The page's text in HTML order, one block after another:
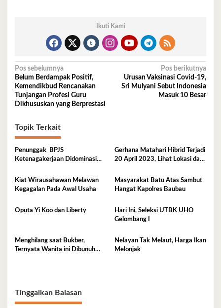
Ikuti Kami
Navigasi
pos
Pos sebelumnya
Belum Berdampak Positif,
Kemendikbud Rencanakan
Tunjangan Profesi Guru
Dikhususkan yang Berprestasi
Pos berikutnya
Urusan Vaksinasi Covid-19,
Sri Mulyani Sebut Indonesia
Masuk 10 Besar
Topik Terkait
Penunggak BPJS
Ketenagakerjaan Didominasi
Gerhana Matahari Hibrid Terjadi
20 April 2023, Lihat Lokasi dan
Kiat Wirausahawan Melawan
Kegagalan Pada Awal Usaha
Masyarakat Batu Atas Sambut
Hangat Kapolres Baubau
Oputa Yi Koo dan Liberty
Hari Ini, Seleksi UTBK UHO
Gelombang I
Menghilang saat Bukber,
Ternyata Wanita ini Dibunuh
Nelayan Tak Melaut, Harga Ikan
Melonjak
Tinggalkan Balasan